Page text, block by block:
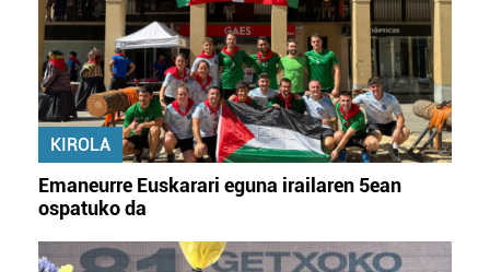
KIROLA
Emaneurre Euskarari eguna irailaren 5ean
ospatuko da